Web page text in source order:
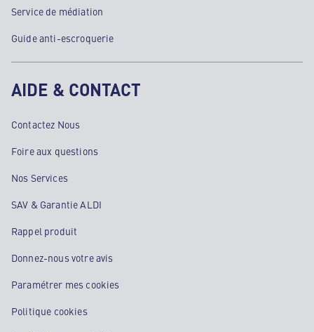
Service de médiation
Guide anti-escroquerie
AIDE & CONTACT
Contactez Nous
Foire aux questions
Nos Services
SAV & Garantie ALDI
Rappel produit
Donnez-nous votre avis
Paramétrer mes cookies
Politique cookies